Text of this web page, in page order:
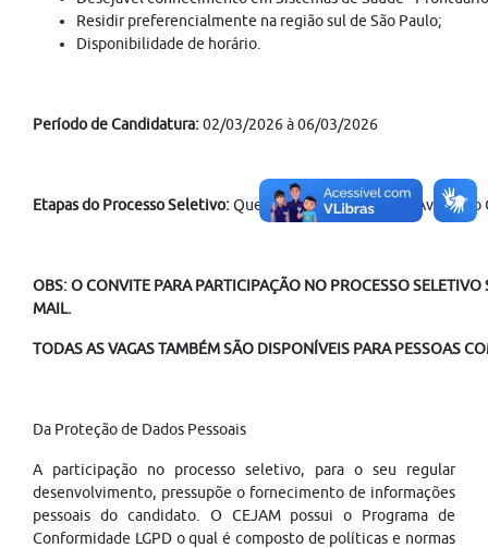
Residir preferencialmente na região sul de São Paulo;
Disponibilidade de horário.
Período de Candidatura:02/03/2026 à 06/03/2026
Etapas do Processo Seletivo:Questionário de Inscrição; Avaliação
OBS: O CONVITE PARA PARTICIPAÇÃO NO PROCESSO SELETIVO
MAIL.
TODAS AS VAGAS TAMBÉM SÃO DISPONÍVEIS PARA PESSOAS
Da Proteção de Dados Pessoais
A participação no processo seletivo, para o seu regular
desenvolvimento, pressupõe o fornecimento de informações
pessoais do candidato. O CEJAM possui o Programa de
Conformidade LGPD o qual é composto de políticas e normas